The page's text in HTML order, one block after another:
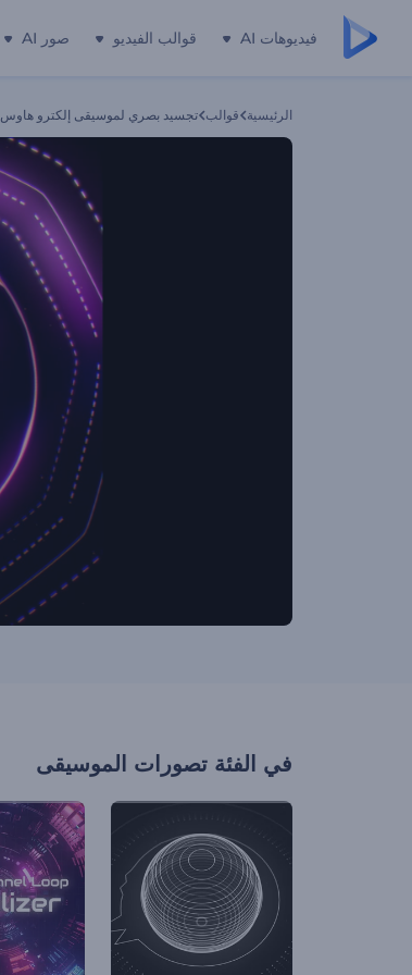
فيديوهات AI قوالب الفيديو صور AI
الرئيسية قوالب تجسيد بصري لموسيقى إلكترو هاوس
في الفئة تصورات الموسيقى